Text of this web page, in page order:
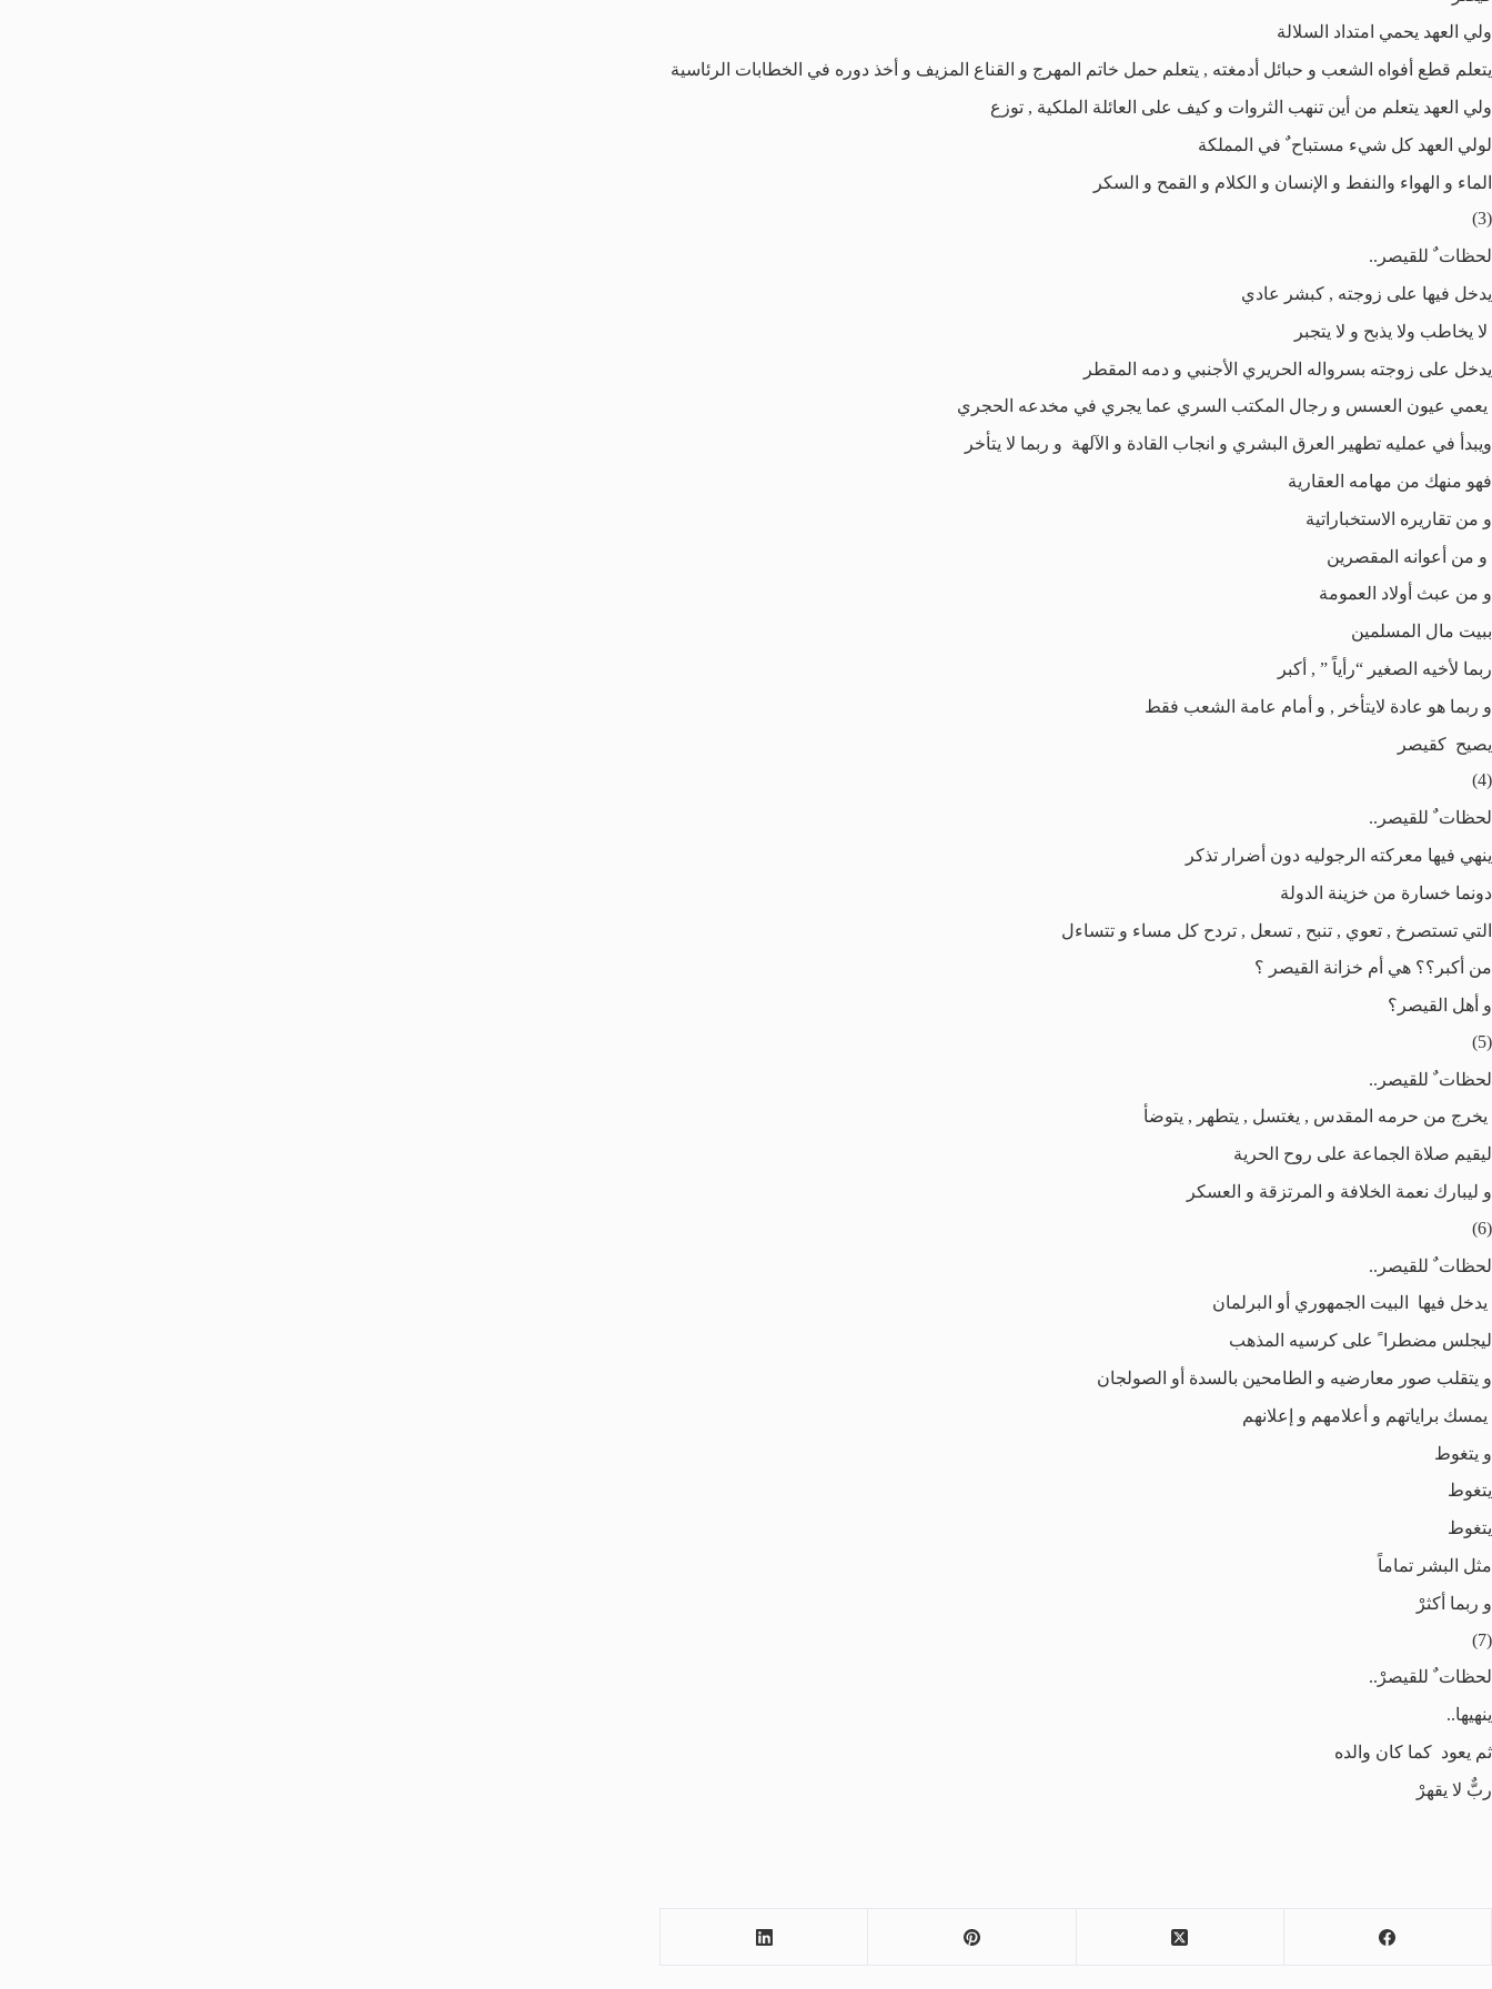
ولي العهد يحمي امتداد السلالة
يتعلم قطع أفواه الشعب و حبائل أدمغته , يتعلم حمل خاتم المهرج و القناع المزيف و أخذ دوره في الخطابات الرئاسية
ولي العهد يتعلم من أين تنهب الثروات و كيف على العائلة الملكية , توزع
لولي العهد كل شيء مستباح ٌ في المملكة
الماء و الهواء والنفط و الإنسان و الكلام و القمح و السكر
(3)
لحظات ٌ للقيصر..
يدخل فيها على زوجته , كبشر عادي
لا يخاطب ولا يذبح و لا يتجبر
يدخل على زوجته بسرواله الحريري الأجنبي و دمه المقطر
يعمي عيون العسس و رجال المكتب السري عما يجري في مخدعه الحجري
ويبدأ في عمليه تطهير العرق البشري و انجاب القادة و الآلهة و ربما لا يتأخر
فهو منهك من مهامه العقارية
و من تقاريره الاستخباراتية
و من أعوانه المقصرين
و من عبث أولاد العمومة
ببيت مال المسلمين
ربما لأخيه الصغير “رأياً ” , أكبر
و ربما هو عادة لايتأخر , و أمام عامة الشعب فقط
يصيح كقيصر
(4)
لحظات ٌ للقيصر..
ينهي فيها معركته الرجوليه دون أضرار تذكر
دونما خسارة من خزينة الدولة
التي تستصرخ , تعوي , تنبح , تسعل , تردح كل مساء و تتساءل
من أكبر؟؟ هي أم خزانة القيصر ؟
و أهل القيصر؟
(5)
لحظات ٌ للقيصر..
يخرج من حرمه المقدس , يغتسل , يتطهر , يتوضأ
ليقيم صلاة الجماعة على روح الحرية
و ليبارك نعمة الخلافة و المرتزقة و العسكر
(6)
لحظات ٌ للقيصر..
يدخل فيها البيت الجمهوري أو البرلمان
ليجلس مضطرا ً على كرسيه المذهب
و يتقلب صور معارضيه و الطامحين بالسدة أو الصولجان
يمسك براياتهم و أعلامهم و إعلانهم
و يتغوط
يتغوط
يتغوط
مثل البشر تماماً
و ربما أكثرْ
(7)
لحظات ٌ للقيصرْ..
ينهيها..
ثم يعود كما كان والده
ربٌّ لا يقهرْ